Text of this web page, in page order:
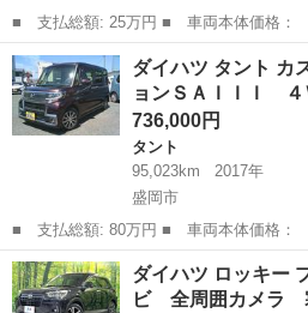
■ 支払総額: 25万円 ■ 車両本体価格： 180,000 円 ■ メーカー
名： ダイハツ ■ 車種名： ミラ ■ グ
ド ＥＲ ４ＷＤ キーレスエントリー
ム ＡＢＳ ＣＤ 衝...
岩手 紫波郡 ミラ
ダイハツ タント
ョンＳＡＩＩＩ
736,000円
タント
95,023km
2017年
盛岡市
■ 支払総額: 80万円 ■ 車両本体価格： 736,000 円 ■ メーカー
名： ダイハツ ■ 車種名： タント ■
Ｘ トップエディションＳＡＩＩＩ ４
ＥＤヘッドランプ ...
岩手 盛岡市 タント
ダイハツ ロッキー
ビ 全周囲カメラ